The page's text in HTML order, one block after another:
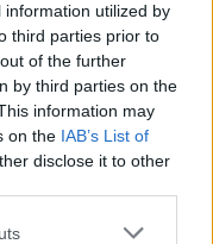
utilized by
third parties prior to
of the further
by third parties on the
information may
on the IAB’s List of
disclose it to other